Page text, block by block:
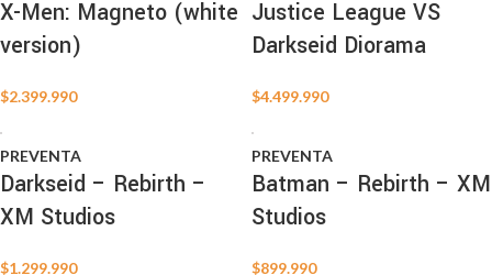
X-Men: Magneto (white
version)
$2.399.990
Justice League VS
Darkseid Diorama
$4.499.990
PREVENTA
Darkseid – Rebirth –
XM Studios
$1.299.990
PREVENTA
Batman – Rebirth – XM
Studios
$899.990